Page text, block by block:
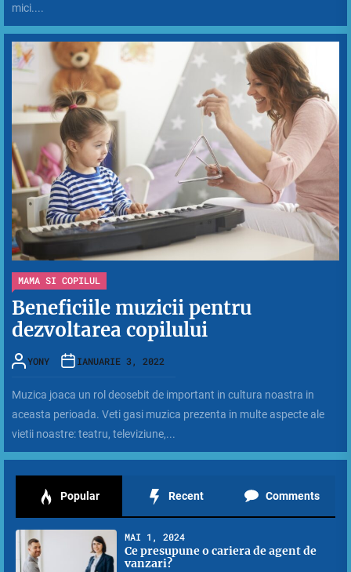
mici....
MAMA SI COPILUL
Beneficiile muzicii pentru
dezvoltarea copilului
YONY IANUARIE 3, 2022
Muzica joaca un rol deosebit de important in cultura noastra in
aceasta perioada. Veti gasi muzica prezenta in multe aspecte ale
vietii noastre: teatru, televiziune,...
Popular Recent Comments
MAI 1, 2024
Ce presupune o cariera de agent de
vanzari?